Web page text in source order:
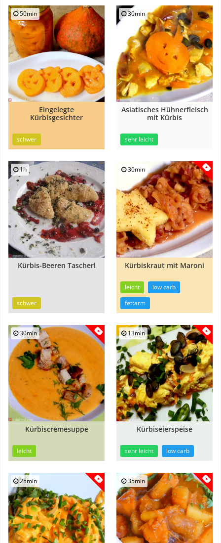
50min
Eingelegte
Kürbisgesichter
schwer
30min
Asiatisches Hühnerfleisch
mit Kürbis
sehr leicht
1h
Kürbis-Beeren Tascherl
schwer
30min
Kürbiskraut mit Maroni
leicht
low carb
fettarm
30min
Kürbiscremesuppe
leicht
13min
Kürbiseierspeise
sehr leicht low carb
25min 35min